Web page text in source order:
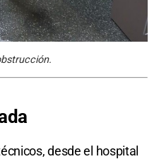
desde el hospital